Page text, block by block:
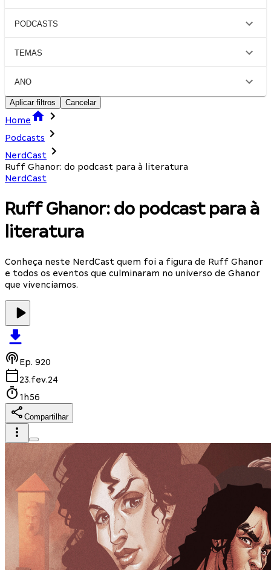
PODCASTS
TEMAS
ANO
Aplicar filtros Cancelar
Home
Podcasts
NerdCast
Ruff Ghanor: do podcast para à literatura
NerdCast
Ruff Ghanor: do podcast para à
literatura
Conheça neste NerdCast quem foi a figura de Ruff Ghanor
e todos os eventos que culminaram no universo de Ghanor
que vivenciamos.
Ep. 920
23.fev.24
1h56
Compartilhar